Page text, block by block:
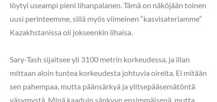
löytyi useampi pieni lihanpalanen. Tämä on näköjään toinen
uusi perinteemme, sillä myös viimeinen “kasvisateriamme”
Kazakhstanissa oli jokseenkin lihaisa.
Sary-Tash sijaitsee yli 3100 metrin korkeudessa, ja illan
mittaan aloin tuntea korkeudesta johtuvia oireita. Ei mitään
sen pahempaa, mutta päänsärkyä ja ylitsepääsemätöntä
väsymystä. Minä kaaduin sänkyyn ensimmäisenä, mutta